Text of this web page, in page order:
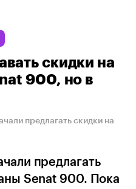
скидки на
900, но в
предлагать скидки на
предлагать
Senat 900. Пока